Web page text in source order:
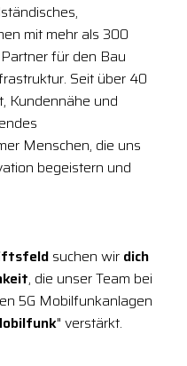
mit mehr als 300
für den Bau
Seit über 40
Kundennähe und
Menschen, die uns
begeistern und
suchen wir dich
, die unser Team bei
5G Mobilfunkanlagen
" verstärkt.